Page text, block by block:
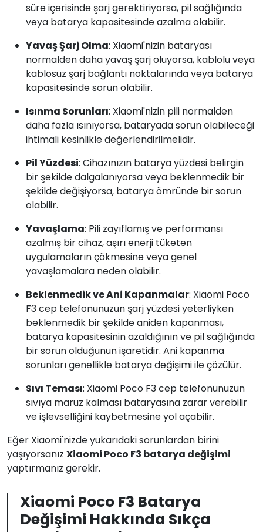
süre içerisinde şarj gerektiriyorsa, pil sağlığında
veya batarya kapasitesinde azalma olabilir.
Yavaş Şarj Olma: Xiaomi'nizin bataryası
normalden daha yavaş şarj oluyorsa, kablolu veya
kablosuz şarj bağlantı noktalarında veya batarya
kapasitesinde sorun olabilir.
Isınma Sorunları: Xiaomi'nizin pili normalden
daha fazla ısınıyorsa, bataryada sorun olabileceği
ihtimali kesinlikle değerlendirilmelidir.
Pil Yüzdesi: Cihazınızın batarya yüzdesi belirgin
bir şekilde dalgalanıyorsa veya beklenmedik bir
şekilde değişiyorsa, batarya ömründe bir sorun
olabilir.
Yavaşlama: Pili zayıflamış ve performansı
azalmış bir cihaz, aşırı enerji tüketen
uygulamaların çökmesine veya genel
yavaşlamalara neden olabilir.
Beklenmedik ve Ani Kapanmalar: Xiaomi Poco
F3 cep telefonunuzun şarj yüzdesi yeterliyken
beklenmedik bir şekilde aniden kapanması,
batarya kapasitesinin azaldığının ve pil sağlığında
bir sorun olduğunun işaretidir. Ani kapanma
sorunları genellikle batarya değişimi ile çözülür.
Sıvı Teması: Xiaomi Poco F3 cep telefonunuzun
sıvıya maruz kalması bataryasına zarar verebilir
ve işlevselliğini kaybetmesine yol açabilir.
Eğer Xiaomi'nizde yukarıdaki sorunlardan birini
yaşıyorsanız Xiaomi Poco F3 batarya değişimi
yaptırmanız gerekir.
Xiaomi Poco F3 Batarya
Değişimi Hakkında Sıkça